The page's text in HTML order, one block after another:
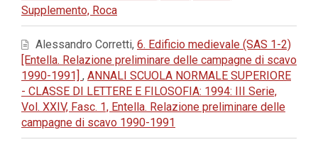
Supplemento, Roca
Alessandro Corretti, 6. Edificio medievale (SAS 1-2)
[Entella. Relazione preliminare delle campagne di scavo
1990-1991] , ANNALI SCUOLA NORMALE SUPERIORE
- CLASSE DI LETTERE E FILOSOFIA: 1994: III Serie,
Vol. XXIV, Fasc. 1, Entella. Relazione preliminare delle
campagne di scavo 1990-1991